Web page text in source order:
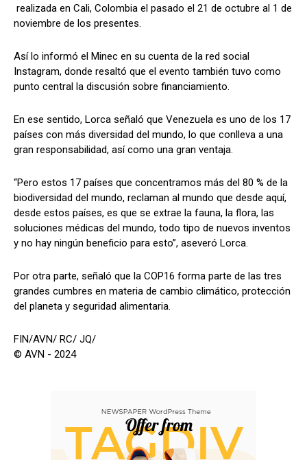
realizada en Cali, Colombia el pasado el 21 de octubre al 1 de
noviembre de los presentes.
Así lo informó el Minec en su cuenta de la red social
Instagram, donde resaltó que el evento también tuvo como
punto central la discusión sobre financiamiento.
En ese sentido, Lorca señaló que Venezuela es uno de los 17
países con más diversidad del mundo, lo que conlleva a una
gran responsabilidad, así como una gran ventaja.
“Pero estos 17 países que concentramos más del 80 % de la
biodiversidad del mundo, reclaman al mundo que desde aquí,
desde estos países, es que se extrae la fauna, la flora, las
soluciones médicas del mundo, todo tipo de nuevos inventos
y no hay ningún beneficio para esto”, aseveró Lorca.
Por otra parte, señaló que la COP16 forma parte de las tres
grandes cumbres en materia de cambio climático, protección
del planeta y seguridad alimentaria.
FIN/AVN/ RC/ JQ/
© AVN - 2024